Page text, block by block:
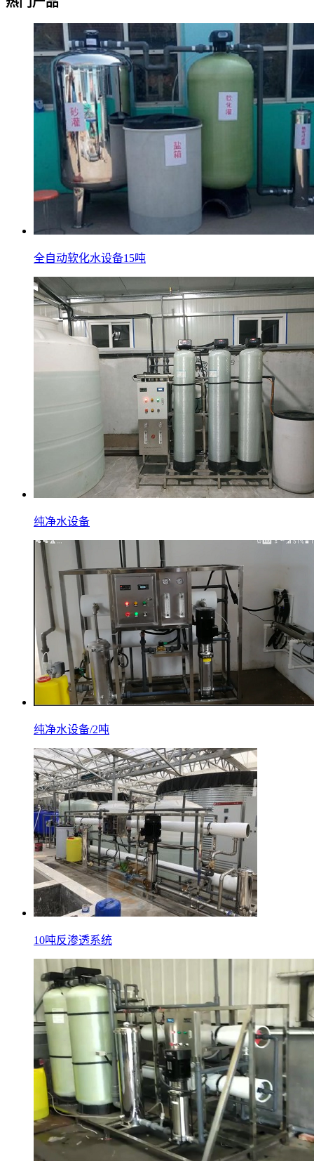
全自动软化水设备15吨
纯净水设备
纯净水设备/2吨
10吨反渗透系统